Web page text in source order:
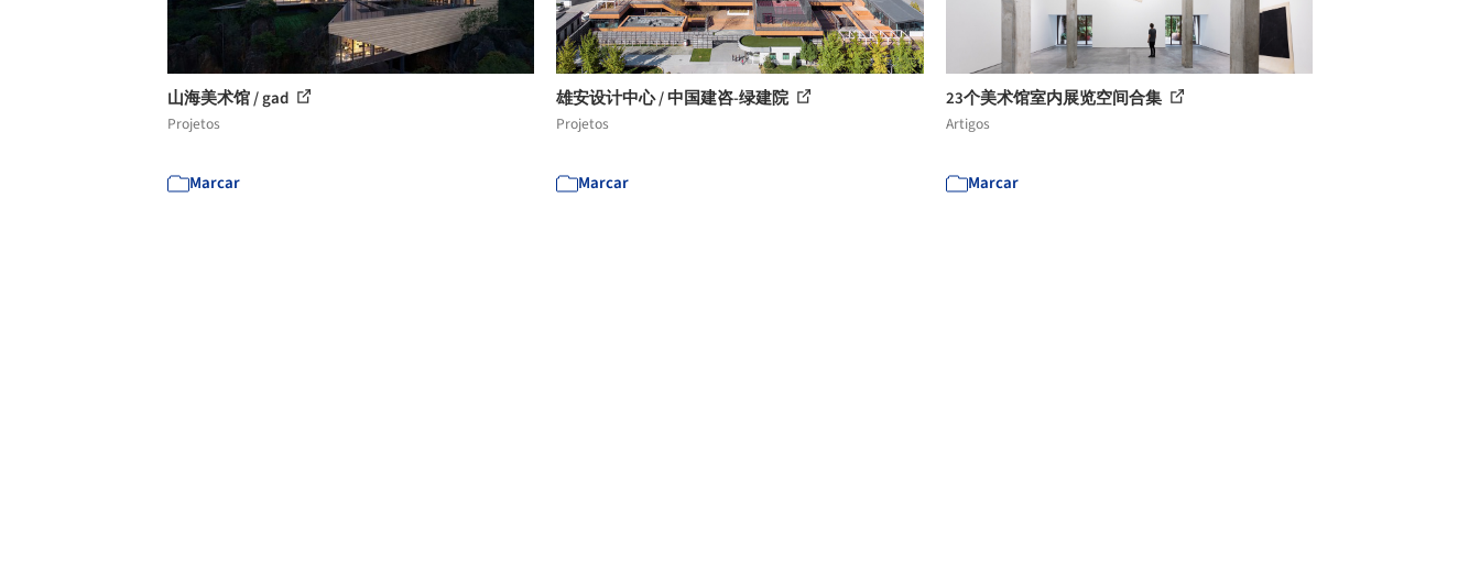
山海美术馆 / gad
Projetos
Marcar
雄安设计中心 / 中国建咨-绿建院
Projetos
Marcar
23个美术馆室内展览空间合集
Artigos
Marcar